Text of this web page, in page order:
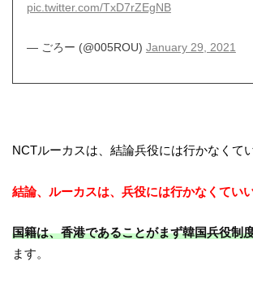
pic.twitter.com/TxD7rZEgNB
— ごろー (@005ROU) January 29, 2021
NCTルーカスは、結論兵役には行かなくて
結論、ルーカスは、兵役には行かなくてい
国籍は、香港であることがまず韓国兵役制
ます。